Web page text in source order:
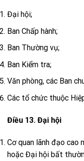
Đại hội;
Ban Chấp hành;
Ban Thường vụ;
Ban Kiểm tra;
Văn phòng, các Ban
Các tổ chức thuộc
Điều 13. Đại hội
Cơ quan lãnh đạo cao
hoặc Đại hội bất